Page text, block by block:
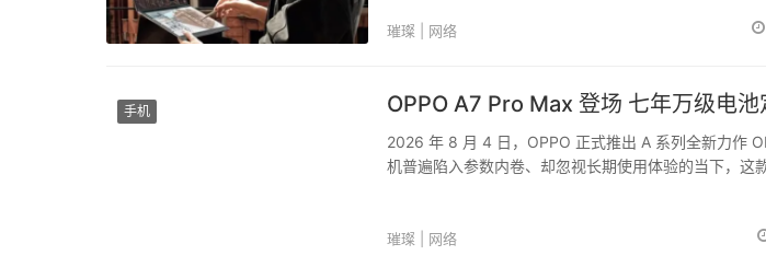
说，这是一款旗舰折叠电脑的常规迭代；往大...
璀璨 | 网络
手机 OPPO A7 Pro Max 登场 七年万级电
2026 年 8 月 4 日，OPPO 正式推出 A 系列全新力作
机普遍陷入参数内卷、却忽视长期使用体验的当下，这
璀璨 | 网络